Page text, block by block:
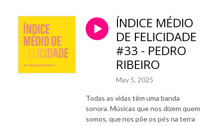
ÍNDICE MÉDIO
DE FELICIDADE
#33 - PEDRO
RIBEIRO
May 5, 2025
Todas as vidas têm uma banda
sonora. Músicas que nos dizem quem
somos, que nos põe os pés na terra